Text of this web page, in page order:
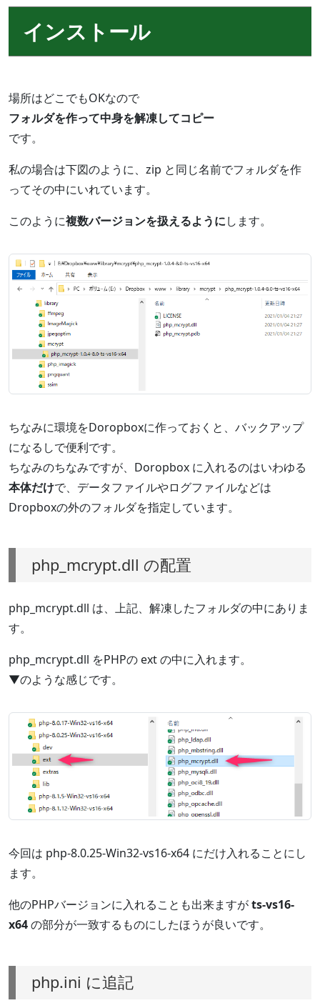
インストール
場所はどこでもOKなので
フォルダを作って中身を解凍してコピー
です。
私の場合は下図のように、zip と同じ名前でフォルダを作
ってその中にいれています。
このように複数バージョンを扱えるようにします。
ちなみに環境をDoropboxに作っておくと、バックアップ
になるしで便利です。
ちなみのちなみですが、Doropbox に入れるのはいわゆる
本体だけで、データファイルやログファイルなどは
Dropboxの外のフォルダを指定しています。
php_mcrypt.dll の配置
php_mcrypt.dll は、上記、解凍したフォルダの中にありま
す。
php_mcrypt.dll をPHPの ext の中に入れます。
▼のような感じです。
今回は php-8.0.25-Win32-vs16-x64 にだけ入れることにし
ます。
他のPHPバージョンに入れることも出来ますがts-vs16-
x64の部分が一致するものにしたほうが良いです。
php.ini に追記